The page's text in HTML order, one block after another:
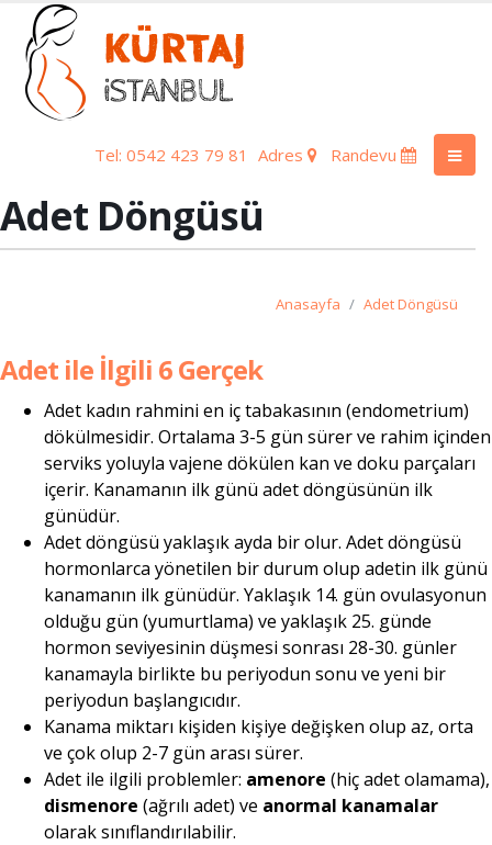
Tel: 0542 423 79 81 Adres Randevu
Adet Döngüsü
Anasayfa Adet Döngüsü
Adet ile İlgili 6 Gerçek
Adet kadın rahmini en iç tabakasının (endometrium)
dökülmesidir. Ortalama 3-5 gün sürer ve rahim içinden
serviks yoluyla vajene dökülen kan ve doku parçaları
içerir. Kanamanın ilk günü adet döngüsünün ilk
günüdür.
Adet döngüsü yaklaşık ayda bir olur. Adet döngüsü
hormonlarca yönetilen bir durum olup adetin ilk günü
kanamanın ilk günüdür. Yaklaşık 14. gün ovulasyonun
olduğu gün (yumurtlama) ve yaklaşık 25. günde
hormon seviyesinin düşmesi sonrası 28-30. günler
kanamayla birlikte bu periyodun sonu ve yeni bir
periyodun başlangıcıdır.
Kanama miktarı kişiden kişiye değişken olup az, orta
ve çok olup 2-7 gün arası sürer.
Adet ile ilgili problemler: amenore (hiç adet olamama),
dismenore (ağrılı adet) ve anormal kanamalar
olarak sınıflandırılabilir.